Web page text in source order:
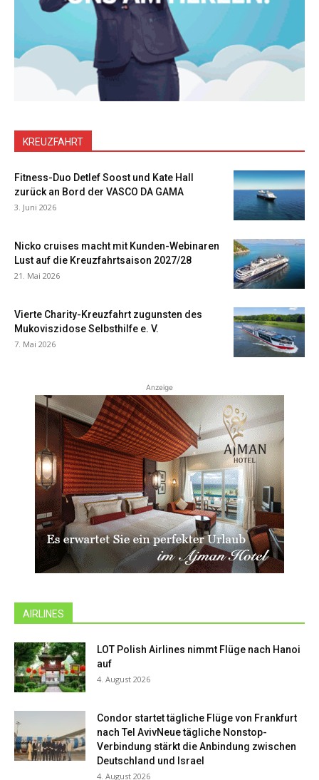
KREUZFAHRT
Fitness-Duo Detlef Soost und Kate Hall
zurück an Bord der VASCO DA GAMA
3. Juni 2026
Nicko cruises macht mit Kunden-Webinaren
Lust auf die Kreuzfahrtsaison 2027/28
21. Mai 2026
Vierte Charity-Kreuzfahrt zugunsten des
Mukoviszidose Selbsthilfe e. V.
7. Mai 2026
Anzeige
AIRLINES
LOT Polish Airlines nimmt Flüge nach Hanoi
auf
4. August 2026
Condor startet tägliche Flüge von Frankfurt
nach Tel AvivNeue tägliche Nonstop-
Verbindung stärkt die Anbindung zwischen
Deutschland und Israel
4. August 2026